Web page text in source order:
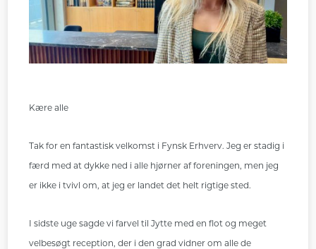
Kære alle
Tak for en fantastisk velkomst i Fynsk Erhverv. Jeg er stadig i
færd med at dykke ned i alle hjørner af foreningen, men jeg
er ikke i tvivl om, at jeg er landet det helt rigtige sted.
I sidste uge sagde vi farvel til Jytte med en flot og meget
velbesøgt reception, der i den grad vidner om alle de